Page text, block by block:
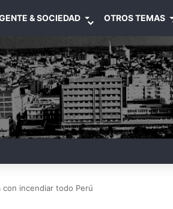
& SOCIEDAD OTROS TEMAS
con incendiar todo Perú